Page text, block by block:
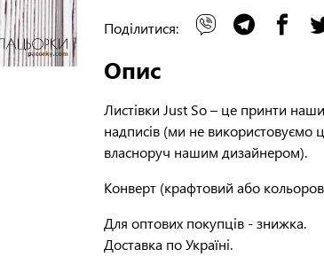
Поділитися:
Опис
Листівки Just So – це принти
надписів (ми не використовуємо
власноруч нашим дизайнером).
Конверт (крафтовий або
Для оптових покупців - знижка.
Доставка по Україні.